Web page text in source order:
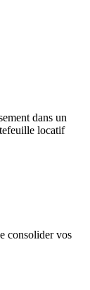
dans un
locatif
consolider vos